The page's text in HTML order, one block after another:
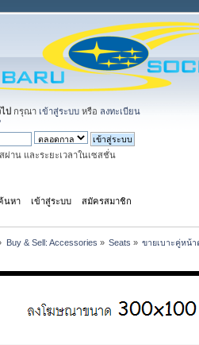
ป กรุณา เข้าสู่ระบบ หรือ ลงทะเบียน
ผ่าน และระยะเวลาในเซสชั่น
นหา เข้าสู่ระบบ สมัครสมาชิก
Buy & Sell: Accessories » Seats » ขายเบาะคู่หน้